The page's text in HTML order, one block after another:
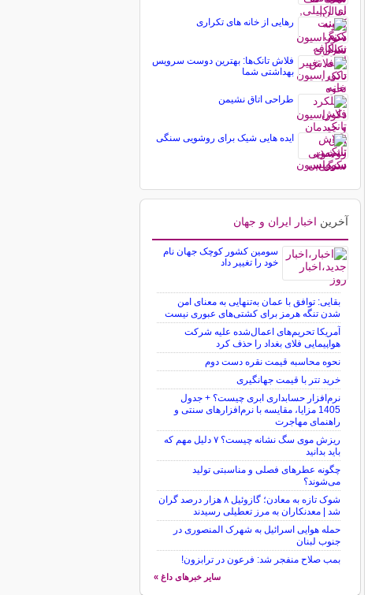
رهایی از خانه های تکراری
فلاش تانک‌ها: بهترین دوست سرویس
بهداشتی شما
طراحی اتاق ‎نشیمن
ایده هایی شیک برای روشویی سنگی
آخرین اخبار ایران و جهان
سومین کشور کوچک جهان نام
خود را تغییر داد
بقایی: توافق با عمان به‌تنهایی به معنای امن
شدن تنگه هرمز برای کشتی‌های عبوری نیست
آمریکا تحریم‌های اعمال‌شده علیه شرکت
هواپیمایی فلای بغداد را حذف کرد
نحوه محاسبه قیمت نقره دست دوم
خرید تتر با قیمت جهانگیری
نرم‌افزار حسابداری ابری چیست؟ + جدول
1405 مزایا، مقایسه با نرم‌افزارهای سنتی و
راهنمای مهاجرت
ریزش موی سگ نشانه چیست؟ ۷ دلیل مهم که
باید بدانید
چگونه عطرهای فصلی و مناسبتی تولید
می‌شوند؟
شوک تازه به معادن؛ گازوئیل ۸ هزار درصد گران
شد | معدنکاران به مرز تعطیلی رسیدند
حمله هوایی اسرائیل به شهرک المنصوری در
جنوب لبنان
بمب صلاح منفجر شد: فرعون در ترابزون!
سایر خبرهای داغ »